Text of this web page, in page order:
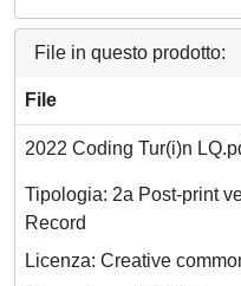
File in questo prodotto:
File
2022 Coding Tur(i)n
Tipologia: 2a Post-print
Record
Licenza: Creative